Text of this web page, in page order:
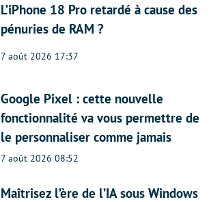
L’iPhone 18 Pro retardé à cause des
pénuries de RAM ?
7 août 2026 17:37
Google Pixel : cette nouvelle
fonctionnalité va vous permettre de
le personnaliser comme jamais
7 août 2026 08:52
Maîtrisez l’ère de l’IA sous Windows